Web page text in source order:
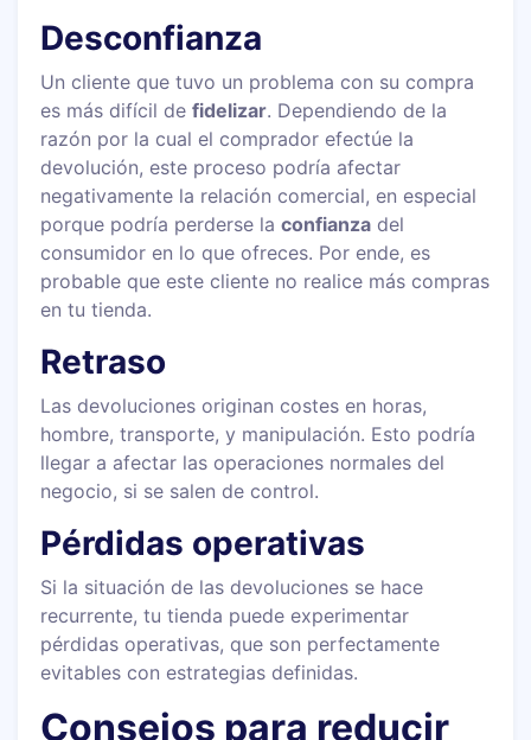
Desconfianza
Un cliente que tuvo un problema con su compra
es más difícil defidelizar. Dependiendo de la
razón por la cual el comprador efectúe la
devolución, este proceso podría afectar
negativamente la relación comercial, en especial
porque podría perderse laconfianza del
consumidor en lo que ofreces. Por ende, es
probable que este cliente no realice más compras
en tu tienda.
Retraso
Las devoluciones originan costes en horas,
hombre, transporte, y manipulación. Esto podría
llegar a afectar las operaciones normales del
negocio, si se salen de control.
Pérdidas operativas
Si la situación de las devoluciones se hace
recurrente, tu tienda puede experimentar
pérdidas operativas, que son perfectamente
evitables con estrategias definidas.
Consejos para reducir